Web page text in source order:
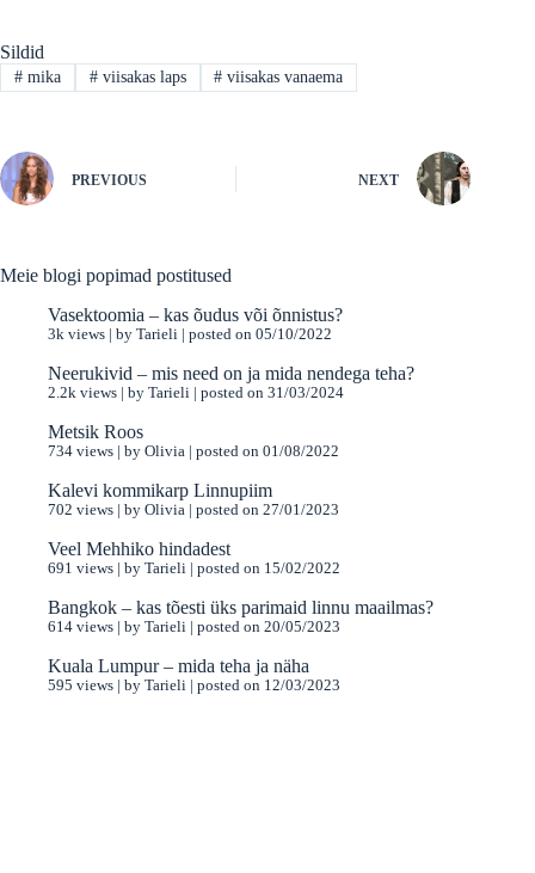
Sildid
#mika #viisakas laps # viisakas vanaema
PREVIOUS NEXT
Meie blogi popimad postitused
Vasektoomia – kas õudus või õnnistus?
3k views by Tarieli posted on 05/10/2022
Neerukivid – mis need on ja mida nendega teha?
2.2k views by Tarieli posted on 31/03/2024
Metsik Roos
734 views by Olivia posted on 01/08/2022
Kalevi kommikarp Linnupiim
702 views by Olivia posted on 27/01/2023
Veel Mehhiko hindadest
691 views by Tarieli posted on 15/02/2022
Bangkok – kas tõesti üks parimaid linnu maailmas?
614 views by Tarieli posted on 20/05/2023
Kuala Lumpur – mida teha ja näha
595 views by Tarieli posted on 12/03/2023